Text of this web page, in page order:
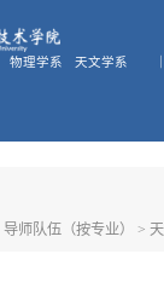
物理学系 天文学系
导师队伍（按专业） >